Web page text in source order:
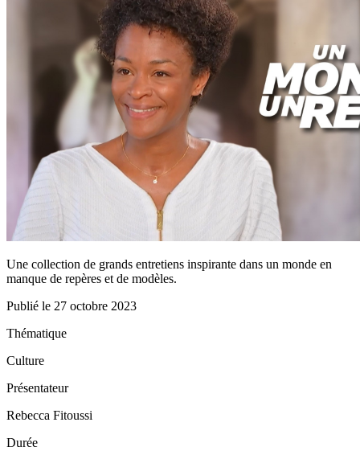
Une collection de grands entretiens inspirante dans un monde en
manque de repères et de modèles.
Publié le 27 octobre 2023
Thématique
Culture
Présentateur
Rebecca Fitoussi
Durée